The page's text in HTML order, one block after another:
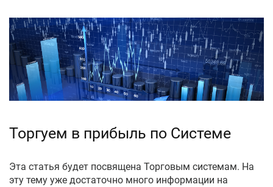
Торгуем в прибыль по Системе
Эта статья будет посвящена Торговым системам. На
эту тему уже достаточно много информации на